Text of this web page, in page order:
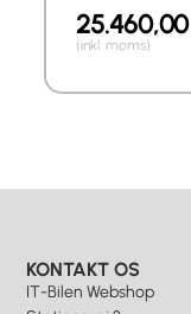
25.460,00
(inkl. moms)
KONTAKT OS
IT-Bilen Webshop